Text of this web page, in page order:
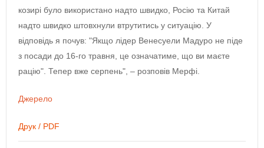
козирі було використано надто швидко, Росію та Китай
надто швидко штовхнули втрутитись у ситуацію. У
відповідь я почув: "Якщо лідер Венесуели Мадуро не піде
з посади до 16-го травня, це означатиме, що ви маєте
рацію". Тепер вже серпень", – розповів Мерфі.
Джерело
Друк / PDF